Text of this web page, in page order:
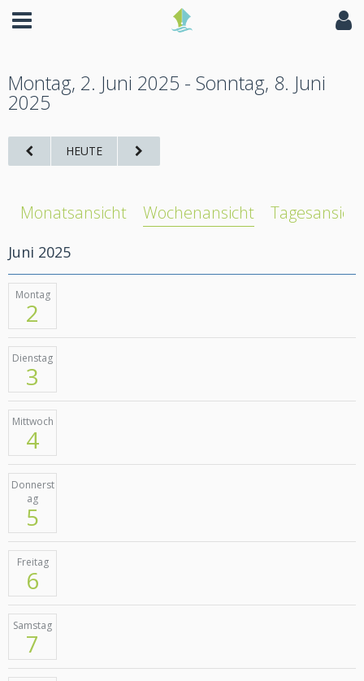
Montag, 2. Juni 2025 - Sonntag, 8. Juni
2025
HEUTE
Monatsansicht Wochenansicht Tagesansicht
Juni 2025
Montag
2
Dienstag
3
Mittwoch
4
Donnerst
ag
5
Freitag
6
Samstag
7